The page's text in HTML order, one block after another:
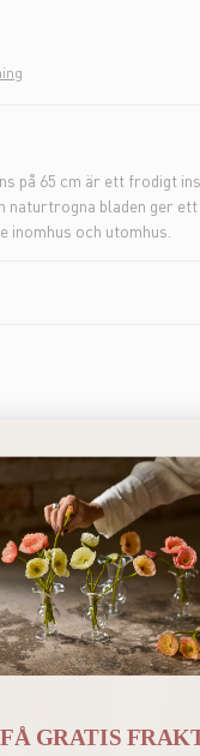
på 65 cm är ett frodigt
naturtrogna bladen ger
inomhus och utomhus.
Bästsäljare
FÅ GRATIS